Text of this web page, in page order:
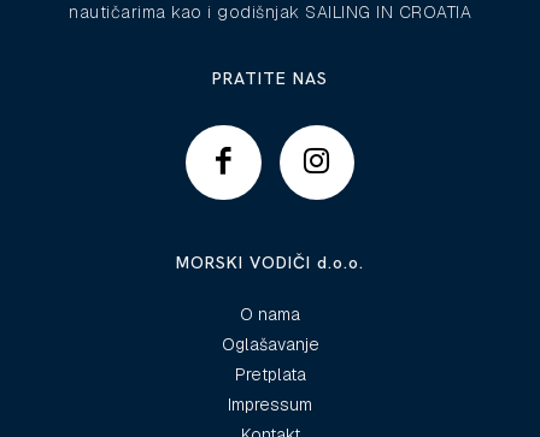
nautičarima kao i godišnjak SAILING IN CROATIA
PRATITE NAS
MORSKI VODIČI d.o.o.
O nama
Oglašavanje
Pretplata
Impressum